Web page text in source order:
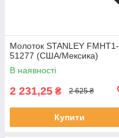
Молоток STANLEY FMHT1-
51277 (США/Мексика)
В наявності
2 231,25 ₴ 2 625 ₴
Купити